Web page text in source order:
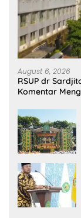
August 6, 2026
RSUP dr
Komentar